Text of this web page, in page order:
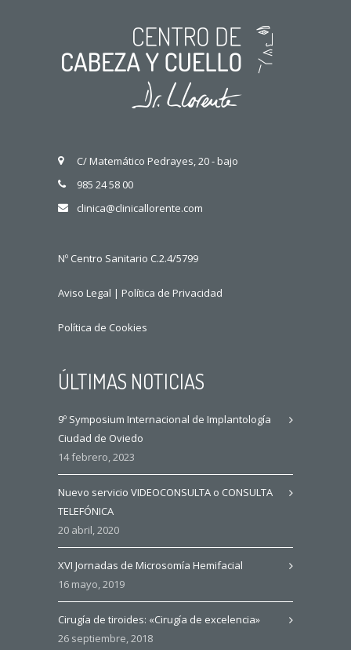
C/ Matemático Pedrayes, 20 - bajo
985 24 58 00
clinica@clinicallorente.com
Nº Centro Sanitario C.2.4/5799
Aviso Legal | Política de Privacidad
Política de Cookies
ÚLTIMAS NOTICIAS
9º Symposium Internacional de Implantología
Ciudad de Oviedo
14 febrero, 2023
Nuevo servicio VIDEOCONSULTA o CONSULTA
TELEFÓNICA
20 abril, 2020
XVI Jornadas de Microsomía Hemifacial
16 mayo, 2019
Cirugía de tiroides: «Cirugía de excelencia»
26 septiembre, 2018